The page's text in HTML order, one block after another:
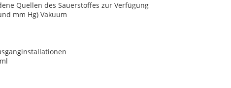
Quellen des Sauerstoffes zur Verfügung
mm Hg) Vakuum